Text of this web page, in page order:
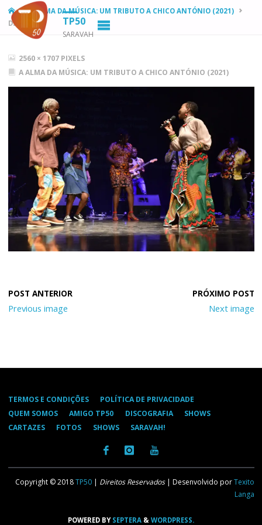
TP50
SARAVAH
HOMEA ALMA DA MÚSICA: UM TRIBUTO A CHICO ANTÓNIO (2021)
DSC_2632
FULL
SIZE
2560 × 1707 PIXELS
A ALMA DA MÚSICA: UM TRIBUTO A CHICO ANTÓNIO (2021)
Previous image Next image
TERMOS E CONDIÇÕES
POLÍTICA DE PRIVACIDADE
QUEM SOMOS
AMIGO TP50 DISCOGRAFIA
SHOWS
CARTAZES
FOTOS SHOWS SARAVAH!
Copyright © 2018TP50 | Direitos Reservados| Desenvolvido porTexito
Langa
POWERED BYSEPTERA & WORDPRESS.